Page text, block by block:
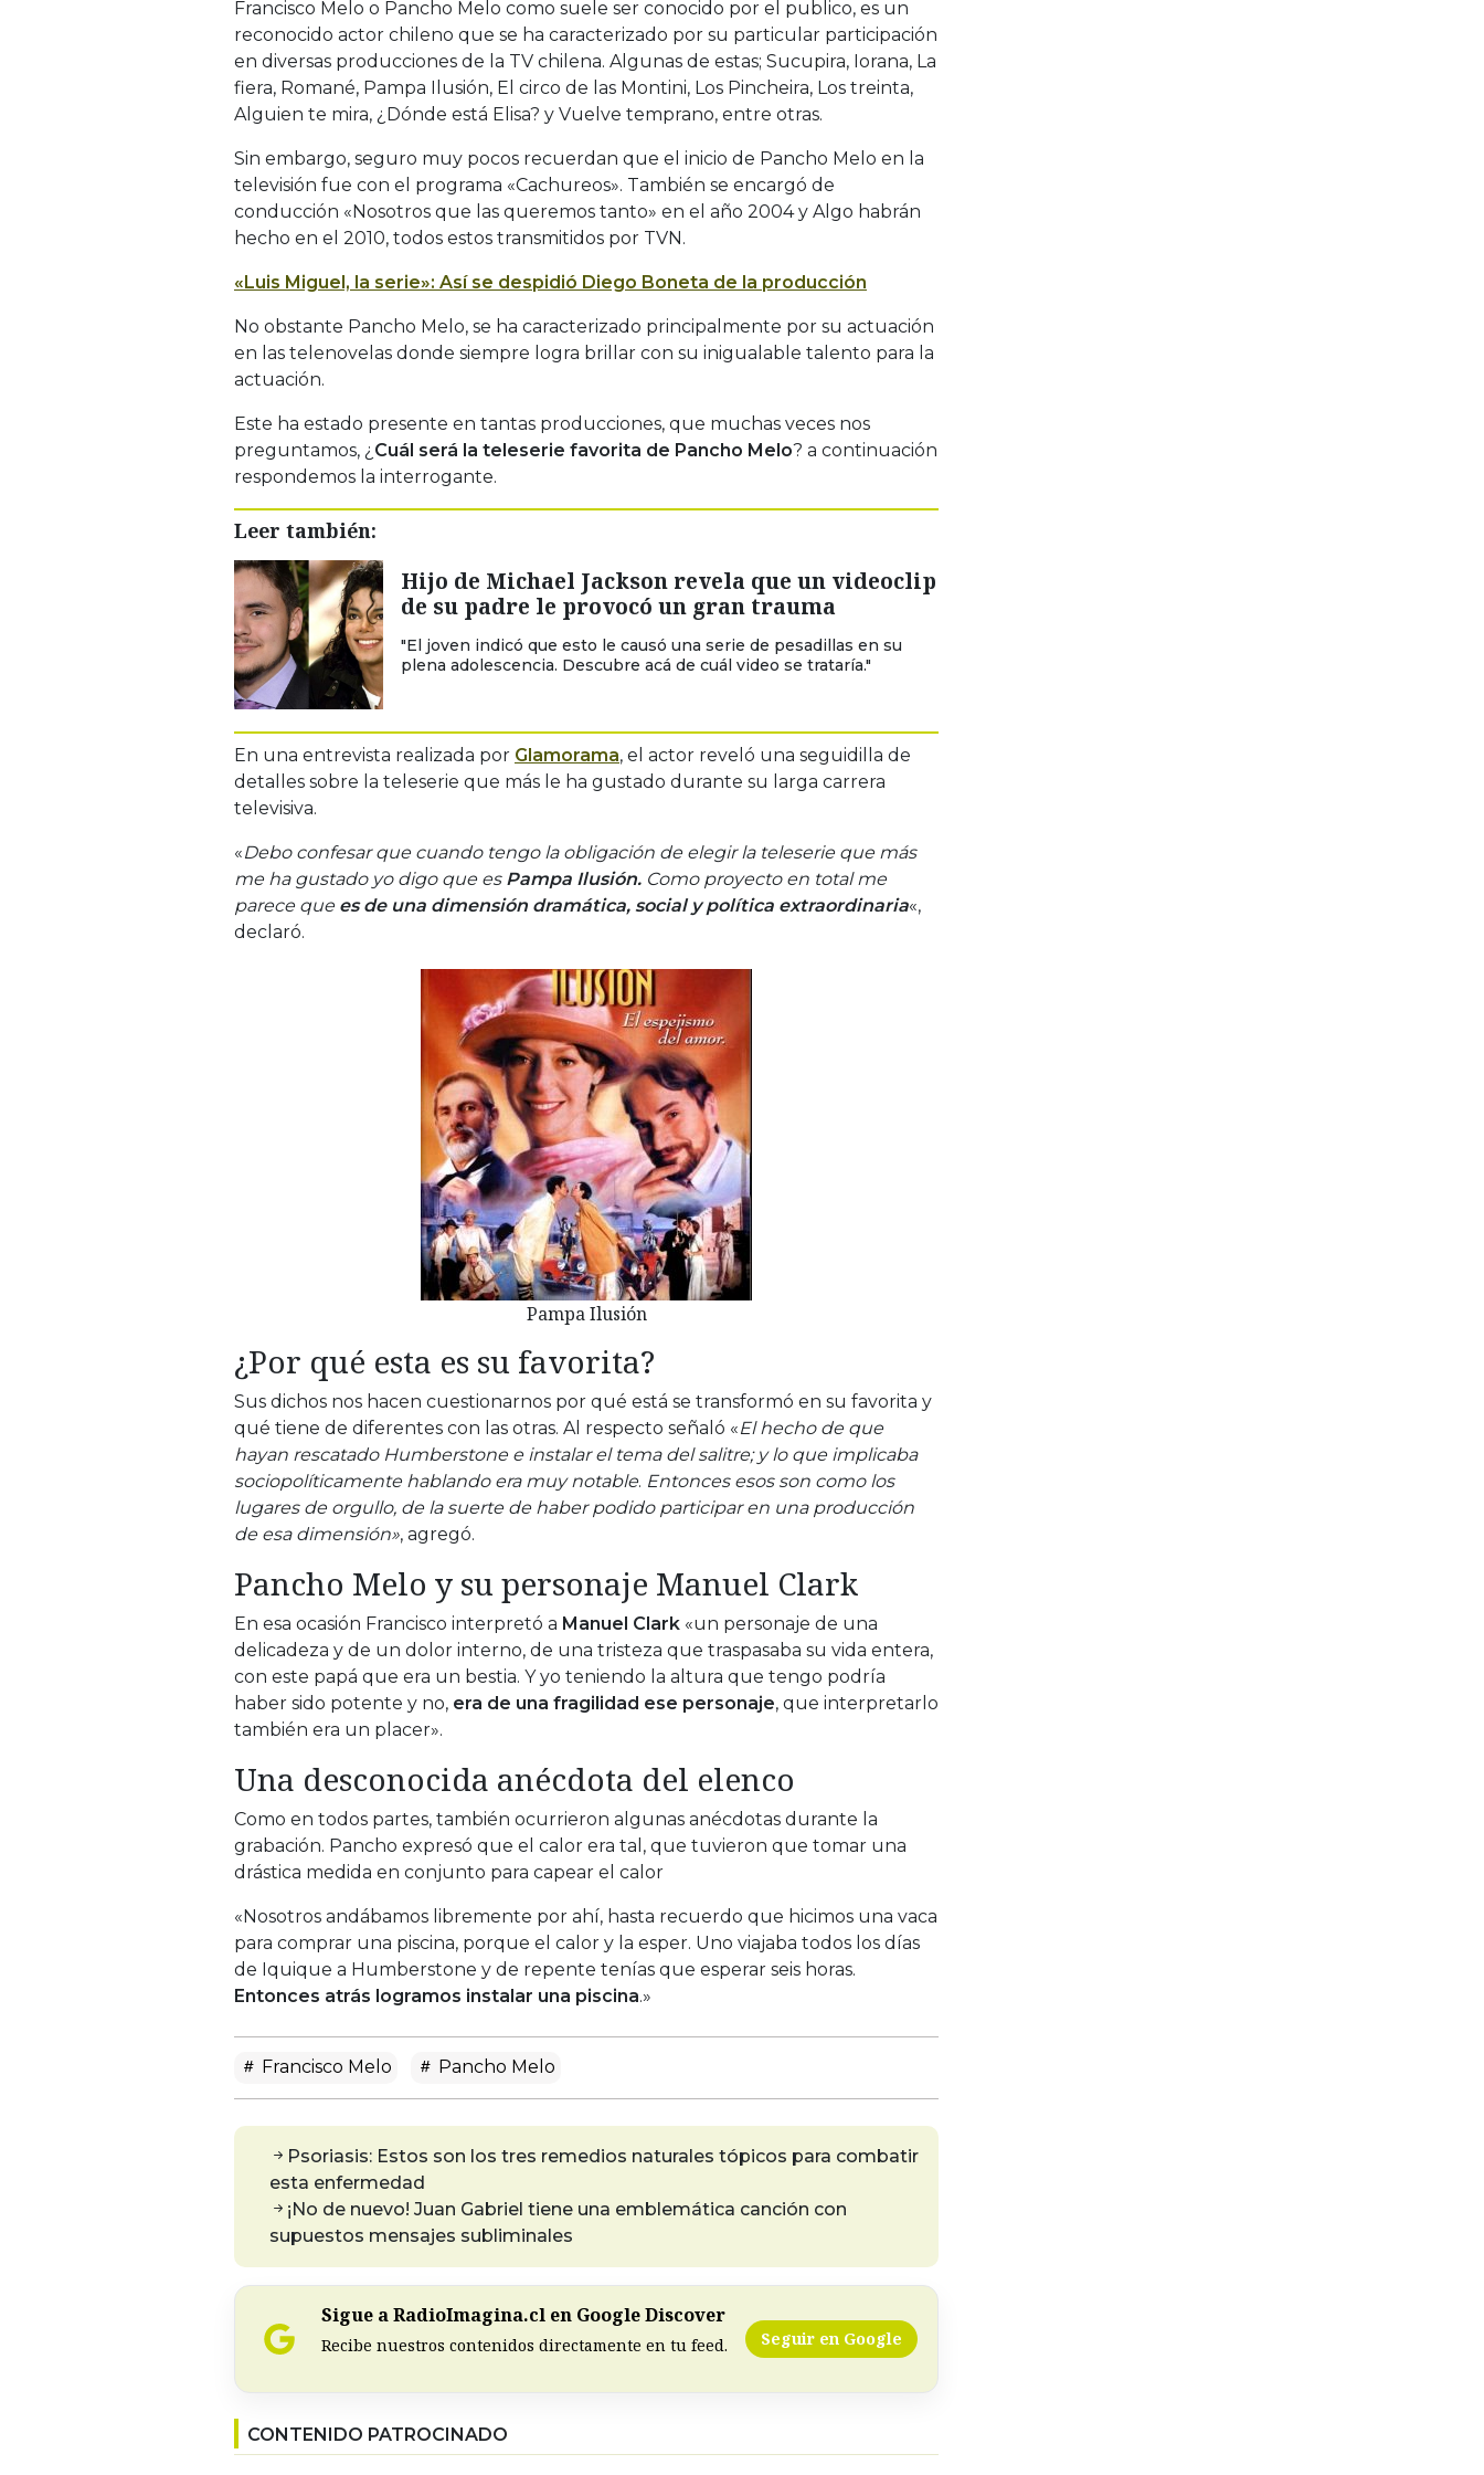
Francisco Melo o Pancho Melo como suele ser conocido por el publico, es un
reconocido actor chileno que se ha caracterizado por su particular participación
en diversas producciones de la TV chilena. Algunas de estas; Sucupira, Iorana, La
fiera, Romané, Pampa Ilusión, El circo de las Montini, Los Pincheira, Los treinta,
Alguien te mira, ¿Dónde está Elisa? y Vuelve temprano, entre otras.
Sin embargo, seguro muy pocos recuerdan que el inicio de Pancho Melo en la
televisión fue con el programa «Cachureos». También se encargó de
conducción «Nosotros que las queremos tanto» en el año 2004 y Algo habrán
hecho en el 2010, todos estos transmitidos por TVN.
«Luis Miguel, la serie»: Así se despidió Diego Boneta de la producción
No obstante Pancho Melo, se ha caracterizado principalmente por su actuación
en las telenovelas donde siempre logra brillar con su inigualable talento para la
actuación.
Este ha estado presente en tantas producciones, que muchas veces nos
preguntamos, ¿ Cuál será la teleserie favorita de Pancho Melo? a continuación
respondemos la interrogante.
Leer también:
Hijo de Michael Jackson revela que un videoclip
de su padre le provocó un gran trauma
"El joven indicó que esto le causó una serie de pesadillas en su
plena adolescencia. Descubre acá de cuál video se trataría."
En una entrevista realizada por Glamorama, el actor reveló una seguidilla de
detalles sobre la teleserie que más le ha gustado durante su larga carrera
televisiva.
«Debo confesar que cuando tengo la obligación de elegir la teleserie que más
me ha gustado yo digo que es Pampa Ilusión. Como proyecto en total me
parece quees de una dimensión dramática, social y política extraordinaria«,
declaró.
Pampa Ilusión
¿Por qué esta es su favorita?
Sus dichos nos hacen cuestionarnos por qué está se transformó en su favorita y
qué tiene de diferentes con las otras. Al respecto señaló «El hecho de que
hayan rescatado Humberstone e instalar el tema del salitre; y lo que implicaba
sociopolíticamente hablando era muy notable. Entonces esos son como los
lugares de orgullo, de la suerte de haber podido participar en una producción
de esa dimensión», agregó.
Pancho Melo y su personaje Manuel Clark
En esa ocasión Francisco interpretó a Manuel Clark «un personaje de una
delicadeza y de un dolor interno, de una tristeza que traspasaba su vida entera,
con este papá que era un bestia. Y yo teniendo la altura que tengo podría
haber sido potente y no, era de una fragilidad ese personaje, que interpretarlo
también era un placer».
Una desconocida anécdota del elenco
Como en todos partes, también ocurrieron algunas anécdotas durante la
grabación. Pancho expresó que el calor era tal, que tuvieron que tomar una
drástica medida en conjunto para capear el calor
«Nosotros andábamos libremente por ahí, hasta recuerdo que hicimos una vaca
para comprar una piscina, porque el calor y la esper. Uno viajaba todos los días
de Iquique a Humberstone y de repente tenías que esperar seis horas.
Entonces atrás logramos instalar una piscina.»
Francisco Melo Pancho Melo
Psoriasis: Estos son los tres remedios naturales tópicos para combatir
esta enfermedad
¡No de nuevo! Juan Gabriel tiene una emblemática canción con
supuestos mensajes subliminales
Sigue a RadioImagina.cl en Google Discover
Recibe nuestros contenidos directamente en tu feed. Seguir en Google
CONTENIDO PATROCINADO